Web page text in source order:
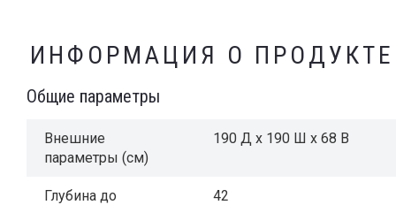
ИНФОРМАЦИЯ О ПРОДУКТЕ
Общие параметры
Внешние
параметры (см)
190 Д x 190 Ш x 68 В
Глубина до
42